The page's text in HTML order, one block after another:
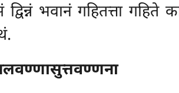
भवानं गहितत्ता गहिते